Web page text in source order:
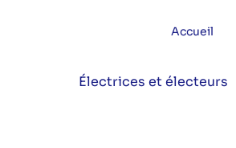
Accueil
Électrices et électeurs